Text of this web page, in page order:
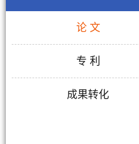
论 文
专 利
成果转化